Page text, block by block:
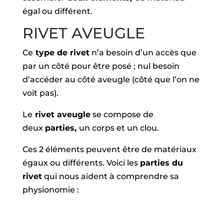
égal ou différent.
RIVET AVEUGLE
Ce type de rivetn’a besoin d’un accès que
par un côté pour être posé ; nul besoin
d’accéder au côté aveugle (côté que l’on ne
voit pas).
Le rivet aveuglese compose de
deux parties, un corps et un clou.
Ces 2 éléments peuvent être de matériaux
égaux ou différents. Voici les parties du
rivetqui nous aident à comprendre sa
physionomie :